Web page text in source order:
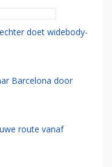
doet widebody-
Barcelona door
route vanaf